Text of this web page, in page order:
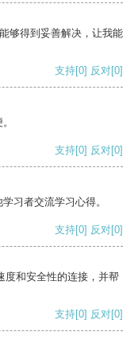
够得到妥善解决，让我能
支持[0] 反对[0]
支持[0] 反对[0]
习者交流学习心得。
支持[0] 反对[0]
度和安全性的连接，并帮
支持[0] 反对[0]